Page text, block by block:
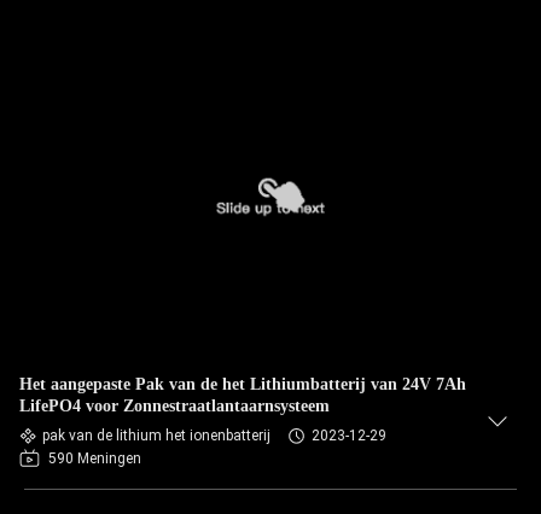
Het aangepaste Pak van de het Lithiumbatterij van 24V 7Ah
LifePO4 voor Zonnestraatlantaarnsysteem
pak van de lithium het ionenbatterij
2023-12-29
590 Meningen